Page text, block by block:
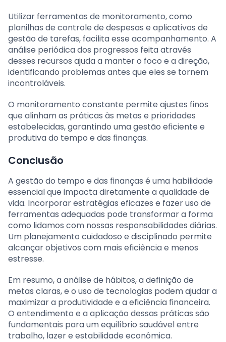
Utilizar ferramentas de monitoramento, como
planilhas de controle de despesas e aplicativos de
gestão de tarefas, facilita esse acompanhamento. A
análise periódica dos progressos feita através
desses recursos ajuda a manter o foco e a direção,
identificando problemas antes que eles se tornem
incontroláveis.
O monitoramento constante permite ajustes finos
que alinham as práticas às metas e prioridades
estabelecidas, garantindo uma gestão eficiente e
produtiva do tempo e das finanças.
Conclusão
A gestão do tempo e das finanças é uma habilidade
essencial que impacta diretamente a qualidade de
vida. Incorporar estratégias eficazes e fazer uso de
ferramentas adequadas pode transformar a forma
como lidamos com nossas responsabilidades diárias.
Um planejamento cuidadoso e disciplinado permite
alcançar objetivos com mais eficiência e menos
estresse.
Em resumo, a análise de hábitos, a definição de
metas claras, e o uso de tecnologias podem ajudar a
maximizar a produtividade e a eficiência financeira.
O entendimento e a aplicação dessas práticas são
fundamentais para um equilíbrio saudável entre
trabalho, lazer e estabilidade econômica.